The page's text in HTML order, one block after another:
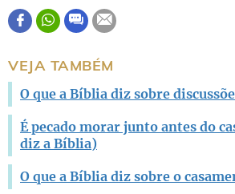
Este conteúdo contém informação
VEJA TAMBÉM
O que a Bíblia diz sobre
É pecado morar junto antes do
diz a Bíblia)
O que a Bíblia diz sobre o